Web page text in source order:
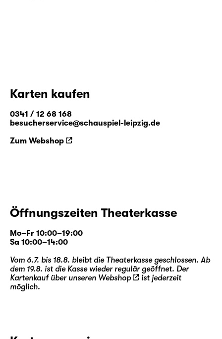
Karten kaufen
0341 / 12 68 168
besucherservice@schauspiel-leipzig.de
Zum Webshop
Öffnungszeiten Theaterkasse
Mo–Fr 10:00–19:00
Sa 10:00–14:00
Vom 6.7. bis 18.8. bleibt die Theaterkasse geschlossen. Ab
dem 19.8. ist die Kasse wieder regulär geöffnet. Der
Kartenkauf über unseren Webshop
ist jederzeit
möglich.